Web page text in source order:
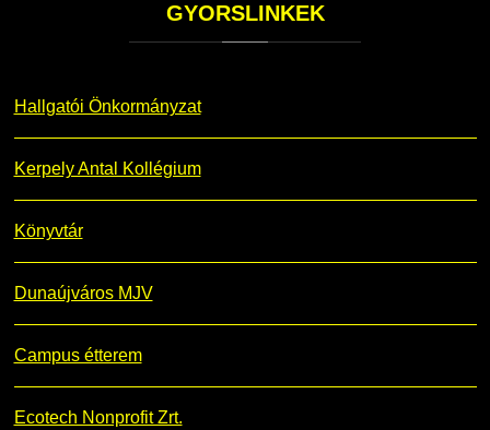
GYORSLINKEK
Hallgatói Önkormányzat
Kerpely Antal Kollégium
Könyvtár
Dunaújváros MJV
Campus étterem
Ecotech Nonprofit Zrt.